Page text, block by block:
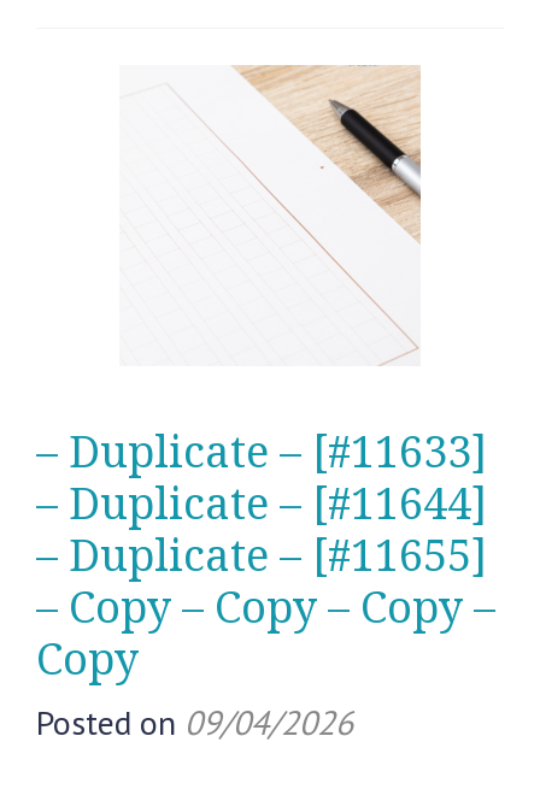
– Duplicate – [#11633]
– Duplicate – [#11644]
– Duplicate – [#11655]
– Copy – Copy – Copy –
Copy
Posted on 09/04/2026